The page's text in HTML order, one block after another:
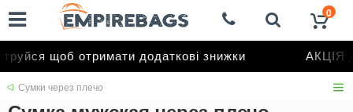
щоб отримати додаткові знижки АКЦІЯ
0
Сумки через плечо